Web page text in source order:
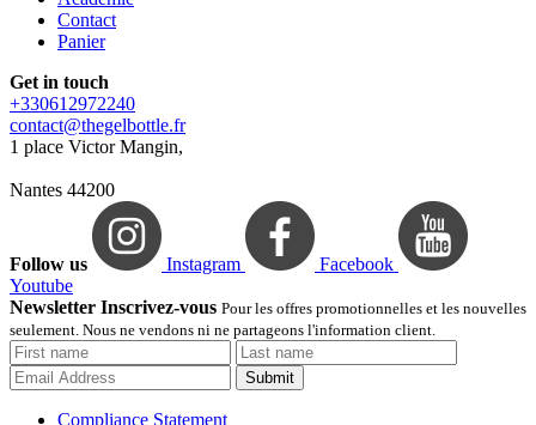
Contact
Panier
Get in touch
+330612972240
contact@thegelbottle.fr
1 place Victor Mangin,
Nantes 44200
Follow us Instagram
Facebook
Youtube
Newsletter Inscrivez-vous Pour les offres promotionnelles et les nouvelles
seulement. Nous ne vendons ni ne partageons l'information client.
Submit
Compliance Statement